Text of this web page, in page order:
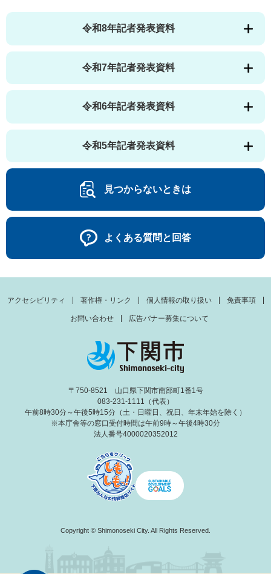
令和8年記者発表資料
令和7年記者発表資料
令和6年記者発表資料
令和5年記者発表資料
見つからないときは
よくある質問と回答
アクセシビリティ 著作権・リンク 個人情報の取り扱い 免責事項
お問い合わせ 広告バナー募集について
〒750-8521 山口県下関市南部町1番1号
083-231-1111（代表）
午前8時30分～午後5時15分（土・日曜日、祝日、年末年始を除く）
※本庁舎等の窓口受付時間は午前9時～午後4時30分
法人番号4000020352012
Copyright © Shimonoseki City. All Rights Reserved.